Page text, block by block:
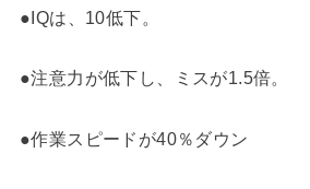
●IQは、10低下。
●注意力が低下し、ミスが1.5倍。
●作業スピードが40％ダウン